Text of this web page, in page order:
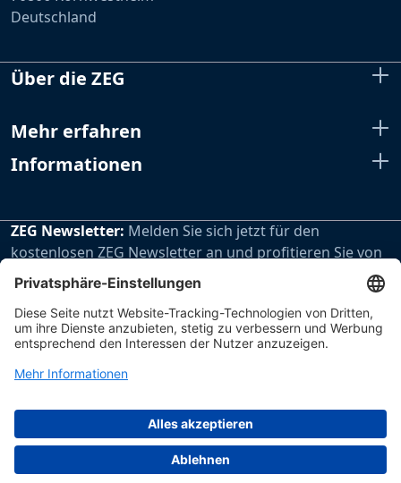
Deutschland
Über die ZEG
Mehr erfahren
Informationen
ZEG Newsletter: Melden Sie sich jetzt für den
kostenlosen ZEG Newsletter an und profitieren Sie von
den extra Vorteilen unseres regelmäßig erscheinenden
Newsletters.
Zur Newsletteranmeldung
Impressum Datenschutz Hinweisgebersystem